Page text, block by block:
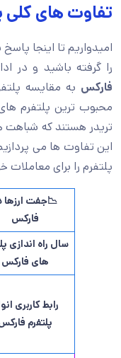
تفاوت های کلی
امیدواریم تا اینجا
را گرفته باشید و در
فارکس به مقایسه
تریدر هستند که شباهت
این تفاوت ها می
پلتفرم را برای معاملات
📉جفت ارزها
فارکس
سال راه اندازی
های فارکس
رابط کاربری
پلتفرم